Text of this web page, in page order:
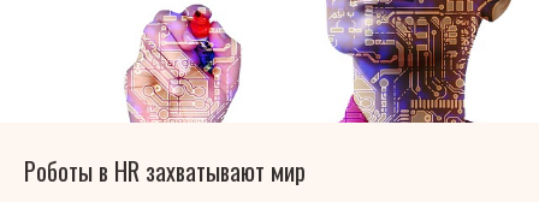
Роботы в HR захватывают мир